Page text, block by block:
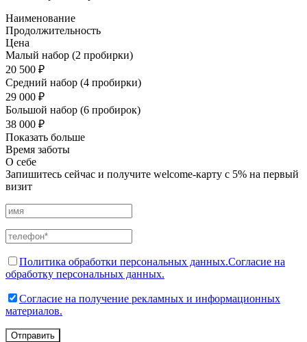
Наименование
Продолжительность
Цена
Малый набор (2 пробирки)
20 500 ₽
Средний набор (4 пробирки)
29 000 ₽
Большой набор (6 пробирок)
38 000 ₽
Показать больше
Время заботы
О себе
Запишитесь сейчас и получите welcome-карту с 5% на первый
визит
Политика обработки персональных данных.Согласие на
обработку персональных данных.
Согласие на получение рекламных и информационных
материалов.
Отправить